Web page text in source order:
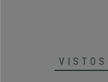
VISTOS